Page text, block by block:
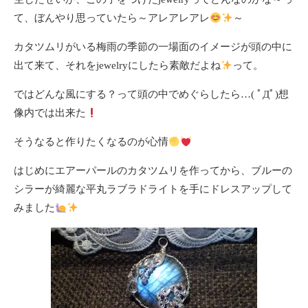
て、ぼんやり思っていたら～アレアレアレ
～
カタツムリがいる梅雨の季節の一場面のイメージが頭の中に
出て来て、それをjewelryにしたら素敵だよね
って。
ではどんな風にする？って頭の中でめぐらしたら…( ﾟДﾟ)想
像内では出来た
そうなると作りたくなるのが心情
はじめにエアーパールのカタツムリを作ってから、ブルーの
シラーが綺麗な平丸ラブラドライトを手にドレスアップして
みました